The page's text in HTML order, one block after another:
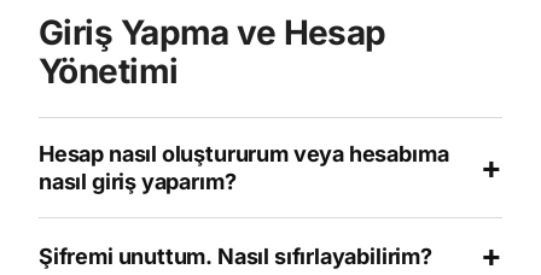
Giriş Yapma ve Hesap
Yönetimi
Hesap nasıl oluştururum veya hesabıma
nasıl giriş yaparım?
+
Şifremi unuttum. Nasıl sıfırlayabilirim? +